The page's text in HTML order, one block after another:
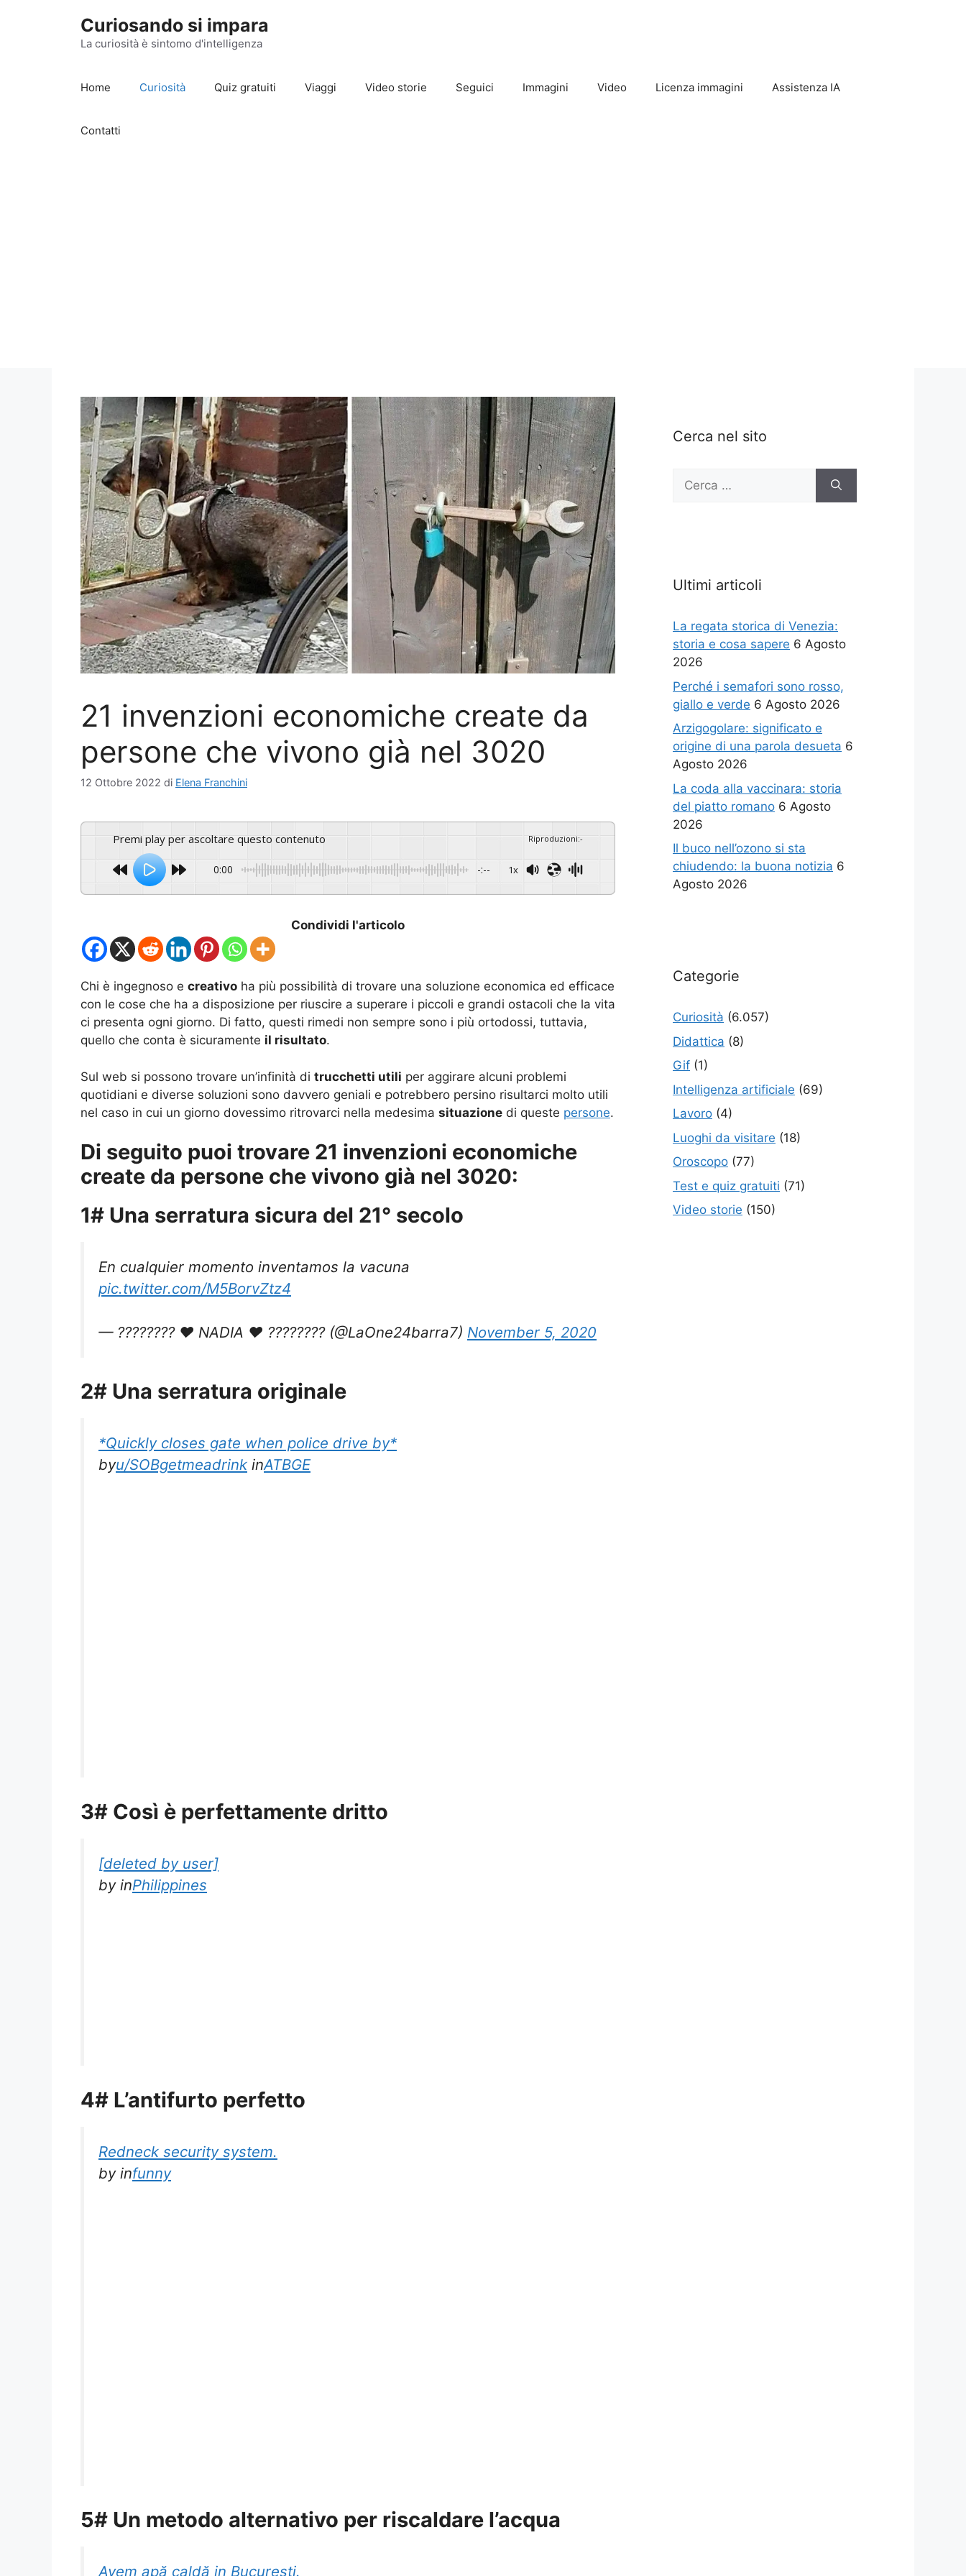
Curiosando si impara
La curiosità è sintomo d'intelligenza
Home Curiosità Quiz gratuiti Viaggi Video storie Seguici Immagini Video Licenza immagini Assistenza IA
Contatti
21 invenzioni economiche create da
persone che vivono già nel 3020
12 Ottobre 2022 di Elena Franchini
Premi play per ascoltare questo contenuto Riproduzioni:-
0:00 -:-- 1x
Condividi l'articolo
Chi è ingegnoso e creativo ha più possibilità di trovare una soluzione economica ed efficace
con le cose che ha a disposizione per riuscire a superare i piccoli e grandi ostacoli che la vita
ci presenta ogni giorno. Di fatto, questi rimedi non sempre sono i più ortodossi, tuttavia,
quello che conta è sicuramente il risultato.
Sul web si possono trovare un’infinità di trucchetti utili per aggirare alcuni problemi
quotidiani e diverse soluzioni sono davvero geniali e potrebbero persino risultarci molto utili
nel caso in cui un giorno dovessimo ritrovarci nella medesima situazione di queste persone.
Di seguito puoi trovare 21 invenzioni economiche
create da persone che vivono già nel 3020:
1# Una serratura sicura del 21° secolo
En cualquier momento inventamos la vacuna
pic.twitter.com/M5BorvZtz4
— ???????? ❤ NADIA ❤ ???????? (@LaOne24barra7) November 5, 2020
2# Una serratura originale
*Quickly closes gate when police drive by*
byu/SOBgetmeadrink inATBGE
3# Così è perfettamente dritto
[deleted by user]
byinPhilippines
4# L’antifurto perfetto
Redneck security system.
byinfunny
5# Un metodo alternativo per riscaldare l’acqua
Avem apă caldă in București.
Cerca nel sito
Ricerca
Ultimi articoli
La regata storica di Venezia:
storia e cosa sapere 6 Agosto
2026
Perché i semafori sono rosso,
giallo e verde 6 Agosto 2026
Arzigogolare: significato e
origine di una parola desueta 6
Agosto 2026
La coda alla vaccinara: storia
del piatto romano 6 Agosto
2026
Il buco nell’ozono si sta
chiudendo: la buona notizia 6
Agosto 2026
Categorie
Curiosità (6.057)
Didattica (8)
Gif (1)
Intelligenza artificiale (69)
Lavoro (4)
Luoghi da visitare (18)
Oroscopo (77)
Test e quiz gratuiti (71)
Video storie (150)